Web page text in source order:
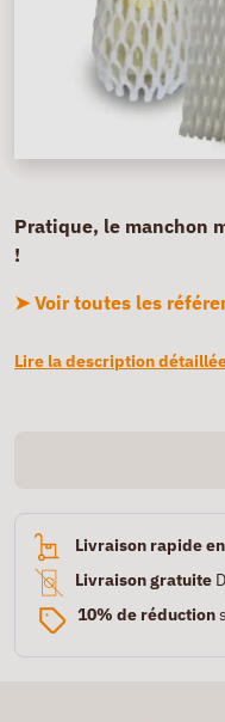
Pratique, le manchon
!
➤ Voir toutes les
Lire la description
Livraison rapide
Livraison gratuite
10% de réduction